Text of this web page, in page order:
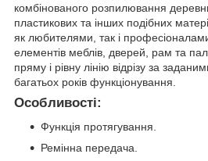
комбінованого розпилювання
пластикових та інших подібних
як любителями, так і
елементів меблів, дверей, рам та
пряму і рівну лінію відрізу за
багатьох років функціонування.
Особливості:
Функція протягування.
Ремінна передача.